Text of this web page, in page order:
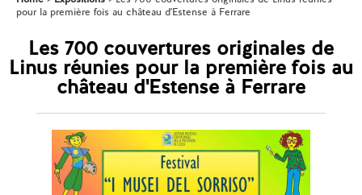
pour la première fois au château d'Estense à Ferrare
Les 700 couvertures originales de
Linus réunies pour la première fois au
château d'Estense à Ferrare